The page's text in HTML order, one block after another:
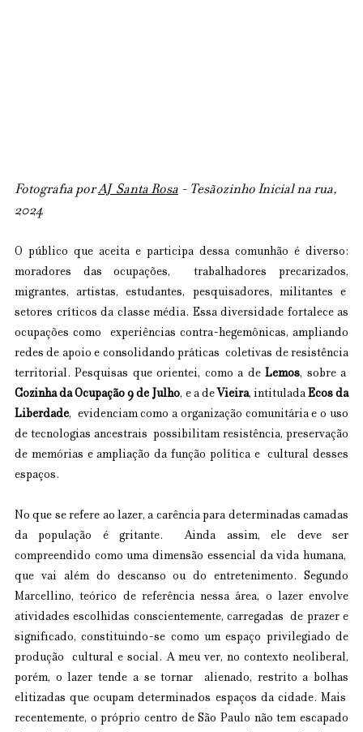
Fotografia por AJ  Santa Rosa - Tesãozinho Inicial na rua,
2024
O público que aceita e participa dessa comunhão é diverso:
moradores das ocupações,  trabalhadores precarizados,
migrantes, artistas, estudantes, pesquisadores, militantes e
setores críticos da classe média. Essa diversidade fortalece as
ocupações como  experiências contra-hegemônicas, ampliando
redes de apoio e consolidando práticas  coletivas de resistência
territorial. Pesquisas que orientei, como a de Lemos
Cozinha da Ocupação 9 de Julho, e a de Vieira, intitulada Ecos da
Liberdade,  evidenciam como a organização comunitária e o uso
de tecnologias ancestrais  possibilitam resistência, preservação
de memórias e ampliação da função política e  cultural desses
espaços.
No que se refere ao lazer, a carência para determinadas camadas
da população é gritante.  Ainda assim, ele deve ser
compreendido como uma dimensão essencial da vida humana,
que vai além do descanso ou do entretenimento. Segundo
Marcellino, teórico de referência nessa área, o lazer envolve
atividades escolhidas conscientemente, carregadas  de prazer e
significado, constituindo-se como um espaço privilegiado de
produção  cultural e social. A meu ver, no contexto neoliberal,
porém, o lazer tende a se tornar  alienado, restrito a bolhas
elitizadas que ocupam determinados espaços da cidade. Mais
recentemente, o próprio centro de São Paulo não tem escapado